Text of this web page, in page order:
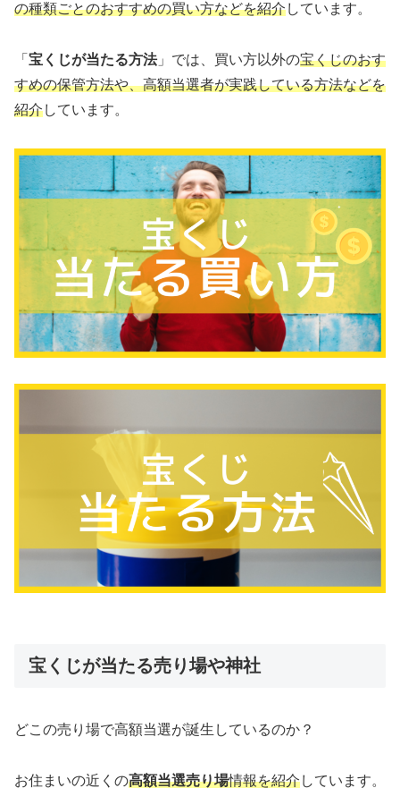
の種類ごとのおすすめの買い方などを紹介しています。
「 宝くじが当たる方法」では、買い方以外の宝くじのおす
すめの保管方法や、高額当選者が実践している方法などを
紹介しています。
宝くじが当たる売り場や神社
どこの売り場で高額当選が誕生しているのか？
お住まいの近くの高額当選売り場情報を紹介しています。